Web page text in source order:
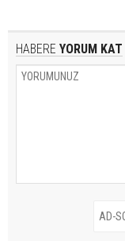
HABERE YORUM KAT